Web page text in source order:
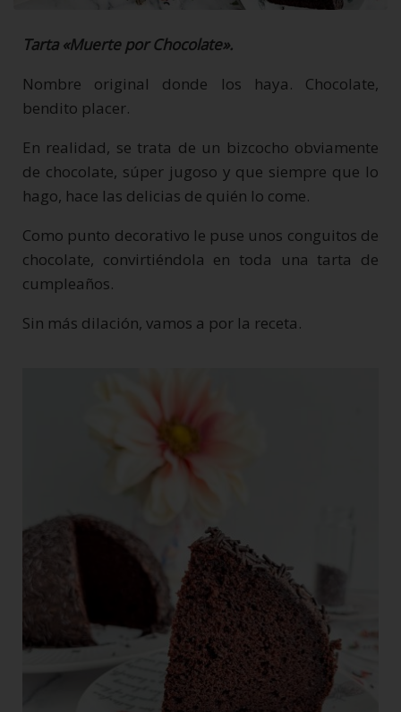
Tarta «Muerte por Chocolate».
Nombre original donde los haya. Chocolate,
bendito placer.
En realidad, se trata de un bizcocho obviamente
de chocolate, súper jugoso y que siempre que lo
hago, hace las delicias de quién lo come.
Como punto decorativo le puse unos conguitos de
chocolate, convirtiéndola en toda una tarta de
cumpleaños.
Sin más dilación, vamos a por la receta.